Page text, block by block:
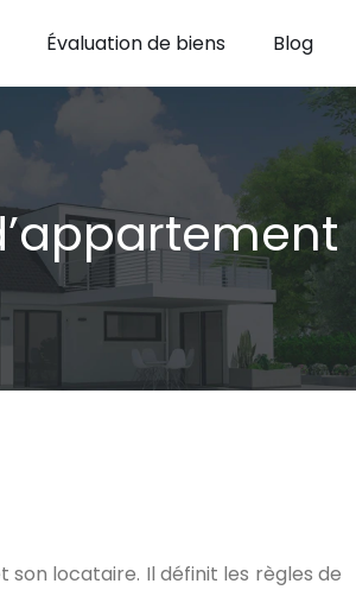
Évaluation de biens Blog
locataire. Il définit les règles de